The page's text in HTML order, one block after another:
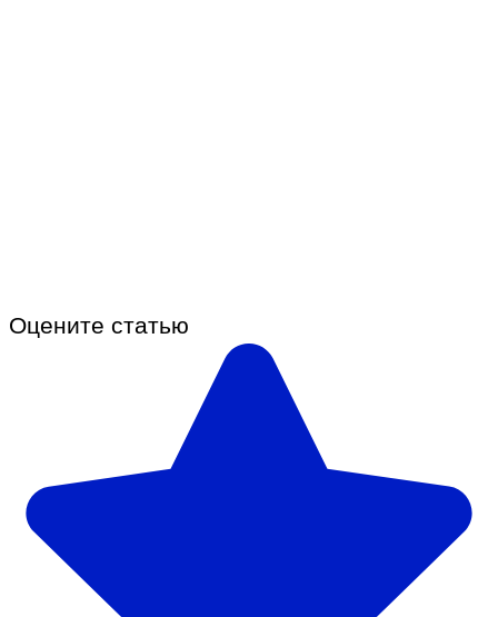
Оцените статью